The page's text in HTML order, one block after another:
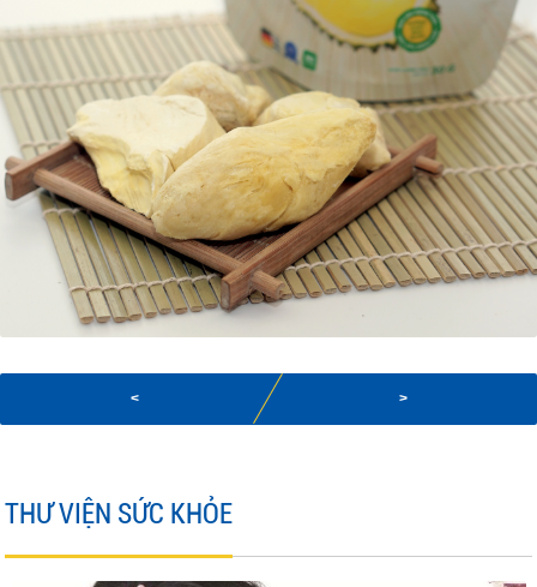
< >
THƯ VIỆN SỨC KHỎE